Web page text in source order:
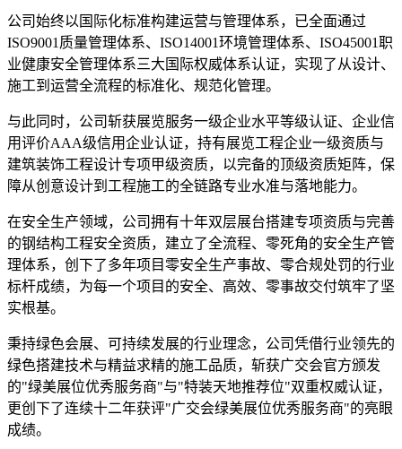
公司始终以国际化标准构建运营与管理体系，已全面通过
ISO9001质量管理体系、ISO14001环境管理体系、ISO45001职
业健康安全管理体系三大国际权威体系认证，实现了从设计、
施工到运营全流程的标准化、规范化管理。
与此同时，公司斩获展览服务一级企业水平等级认证、企业信
用评价AAA级信用企业认证，持有展览工程企业一级资质与
建筑装饰工程设计专项甲级资质，以完备的顶级资质矩阵，保
障从创意设计到工程施工的全链路专业水准与落地能力。
在安全生产领域，公司拥有十年双层展台搭建专项资质与完善
的钢结构工程安全资质，建立了全流程、零死角的安全生产管
理体系，创下了多年项目零安全生产事故、零合规处罚的行业
标杆成绩，为每一个项目的安全、高效、零事故交付筑牢了坚
实根基。
秉持绿色会展、可持续发展的行业理念，公司凭借行业领先的
绿色搭建技术与精益求精的施工品质，斩获广交会官方颁发
的"绿美展位优秀服务商"与"特装天地推荐位"双重权威认证，
更创下了连续十二年获评"广交会绿美展位优秀服务商"的亮眼
成绩。